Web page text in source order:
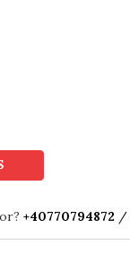
+40770794872 /